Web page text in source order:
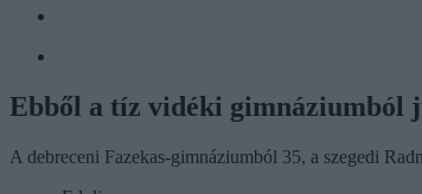
Ebből a tíz vidéki gimnáziumból
A debreceni Fazekas-gimnáziumból 35, a szegedi